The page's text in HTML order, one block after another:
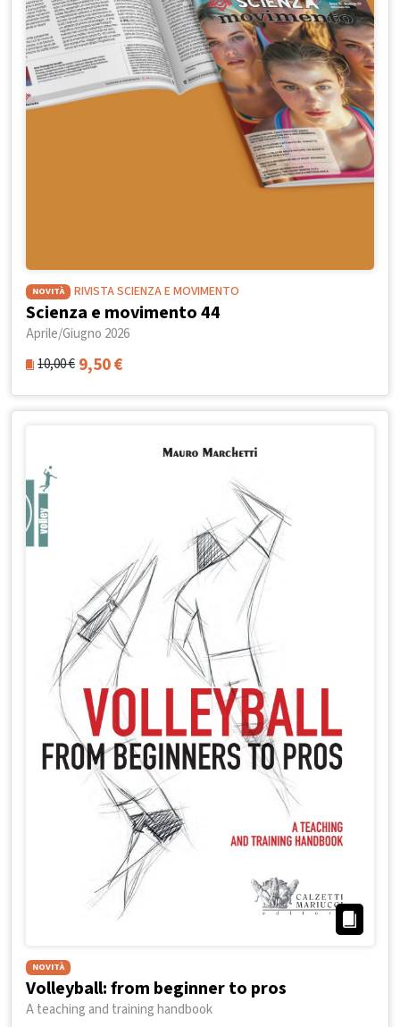
NOVITÀ RIVISTA SCIENZA E MOVIMENTO
Scienza e movimento 44
Aprile/Giugno 2026
10,00€ 9,50€
NOVITÀ
Volleyball: from beginner to pros
A teaching and training handbook